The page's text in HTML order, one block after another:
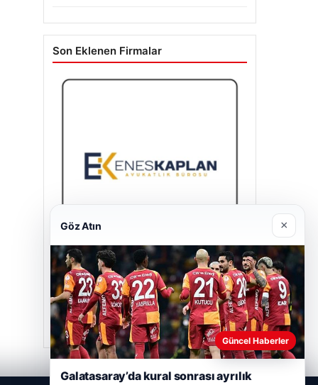
Son Eklenen Firmalar
Enes Kaplan Avukatlık Bürosu
28/04/2026
Göz Atın ×
Güncel Haberler
Galatasaray’da kural sonrası ayrılık